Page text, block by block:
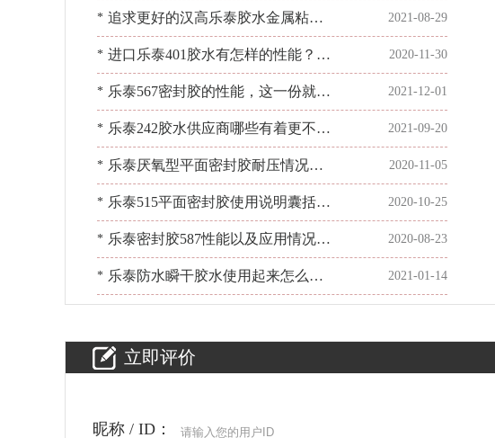
粘胶]来指点迷津
* 追求更好的汉高乐泰胶水金属粘接
效果？使用手法不容忽视[百乐粘胶]
2021-08-29
* 进口乐泰401胶水有怎样的性能？看
[百乐粘胶]胶水知识宝库
2020-11-30
* 乐泰567密封胶的性能，这一份就够
了！[百乐粘胶]
2021-12-01
* 乐泰242胶水供应商哪些有着更不错
的实力[百乐粘胶]一马当先
2021-09-20
* 乐泰厌氧型平面密封胶耐压情况如
何？找[百乐粘胶]
2020-11-05
* 乐泰515平面密封胶使用说明囊括哪
些内容？[百乐粘胶]
2020-10-25
* 乐泰密封胶587性能以及应用情况如
何？[百乐粘胶]有经验
2020-08-23
* 乐泰防水瞬干胶水使用起来怎么 2021-01-14
立即评价
昵称 / ID：